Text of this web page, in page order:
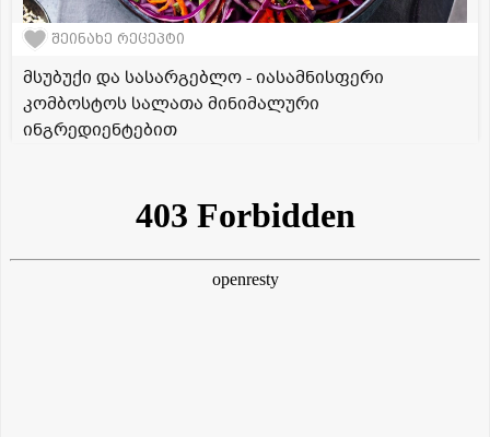
შეინახე რეცეპტი
მსუბუქი და სასარგებლო - იასამნისფერი
კომბოსტოს სალათა მინიმალური
ინგრედიენტებით